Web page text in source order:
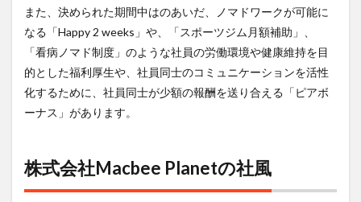
また、決められた期間中はのあいだ、ノマドワークが可能に
なる「Happy 2 weeks」や、「スポーツジム月額補助」、
「看病ノマド制度」のような社員の労働環境や健康維持を目
的とした福利厚生や、社員同士のコミュニケーションを活性
化するために、社員同士が少額の報酬を送り合える「ピアボ
ーナス」があります。
株式会社Macbee Planetの社風